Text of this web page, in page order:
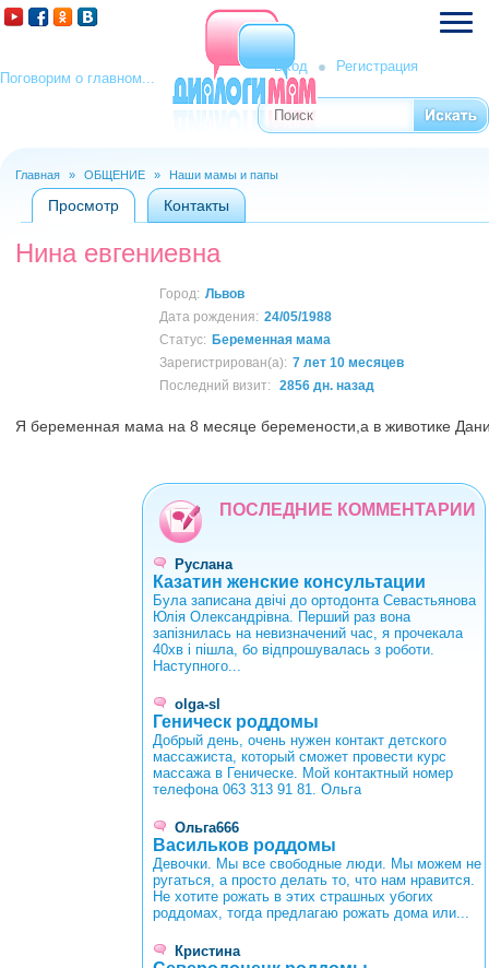
Поговорим о главном...
Вход Регистрация
Форма поиска
Поиск
Вы здесь
Главная » ОБЩЕНИЕ » Наши мамы и папы
Главные вкладки
Просмотр (активная вкладка)
Контакты
Нина евгениевна
Город: Львов
Дата рождения: 24/05/1988
Статус: Беременная мама
Зарегистрирован(а): 7 лет 10 месяцев
Последний визит:
2856 дн. назад
Я беременная мама на 8 месяце беремености,а в животике
ПОСЛЕДНИЕ КОММЕНТАРИИ
Руслана
Казатин женские консультации
Була записана двічі до ортодонта Севастьянова
Юлія Олександрівна. Перший раз вона
запізнилась на невизначений час, я прочекала
40хв і пішла, бо відпрошувалась з роботи.
Наступного...
olga-sl
Геническ роддомы
Добрый день, очень нужен контакт детского
массажиста, который сможет провести курс
массажа в Геническе. Мой контактный номер
телефона 063 313 91 81. Ольга
Ольга666
Васильков роддомы
Девочки. Мы все свободные люди. Мы можем не
ругаться, а просто делать то, что нам нравится.
Не хотите рожать в этих страшных убогих
роддомах, тогда предлагаю рожать дома или...
Кристина